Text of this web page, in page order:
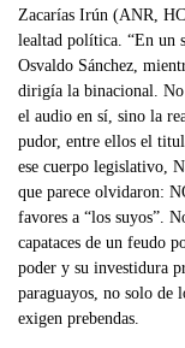
Zacarías Irún (ANR,
lealtad política. “En un
Osvaldo Sánchez,
dirigía la binacional. No
el audio en sí, sino la
pudor, entre ellos el
ese cuerpo legislativo,
que parece olvidaron:
favores a “los suyos”.
capataces de un feudo
poder y su investidura
paraguayos, no solo de
exigen prebendas.